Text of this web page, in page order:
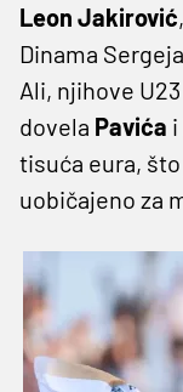
Leon Jakirović
Dinama
Ali, njihove
dovela Pavića i
tisuća eura,
uobičajeno za